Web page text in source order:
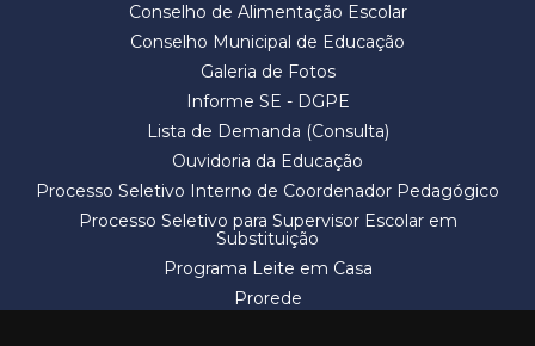
Conselho de Alimentação Escolar
Conselho Municipal de Educação
Galeria de Fotos
Informe SE - DGPE
Lista de Demanda (Consulta)
Ouvidoria da Educação
Processo Seletivo Interno de Coordenador Pedagógico
Processo Seletivo para Supervisor Escolar em
Substituição
Programa Leite em Casa
Prorede